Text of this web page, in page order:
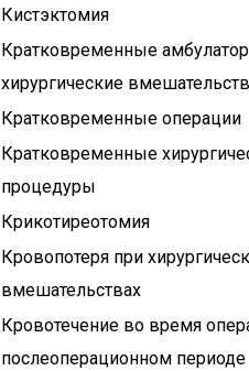
Кистэктомия
Кратковременные
хирургические
Кратковременные операции
Кратковременные
процедуры
Крикотиреотомия
Кровопотеря при
вмешательствах
Кровотечение во время
послеоперационном периоде